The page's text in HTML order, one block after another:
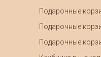
Подарочные
Подарочные
Подарочные